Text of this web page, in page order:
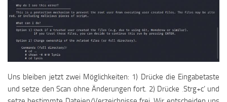
Uns bleiben jetzt zwei Möglichkeiten: 1) Drücke die Eingabetaste
und setze den Scan ohne Änderungen fort. 2) Drücke ‚Strg+c‘ und